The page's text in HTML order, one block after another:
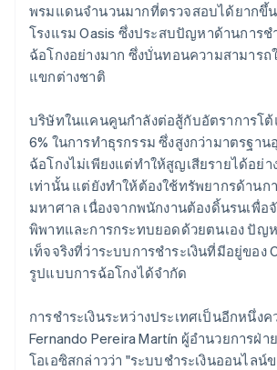
พรมแดนจำนวนมากที่ตรวจสอบได้ยากขึ้
โรงแรม Oasis ซึ่งประสบปัญหาด้านการช
ฉ้อโกงอย่างมาก ซึ่งบั่นทอนความสามารถ
แขกต่างชาติ
บริษัทในแคนคูนกำลังต่อสู้กับอัตราการโต้
6% ในการทำธุรกรรม ซึ่งสูงกว่ามาตรฐา
ฉ้อโกงไม่เพียงแต่ทำให้สูญเสียรายได้อย่
เท่านั้น แต่ยังทำให้ต้องใช้ทรัพยากรด้านก
มหาศาล เนื่องจากพนักงานต้องดิ้นรนเพื่อ
พิพาทและการกระทบยอดด้วยตนเอง ปัญ
เท็จจริงที่ว่าระบบการชำระเงินที่มีอยู่ของ
รูปแบบการฉ้อโกงได้จำกัด
การชำระเงินระหว่างประเทศเป็นอีกหนึ่ง
Fernando Pereira Martín ผู้อำนวยการฝ่
โอเอซิสกล่าวว่า "ระบบชำระเงินออนไลน์